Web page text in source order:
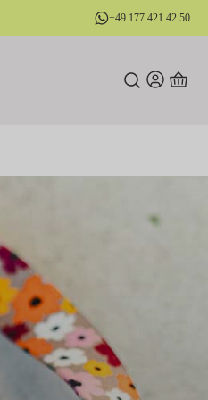
+49 177 421 42 50